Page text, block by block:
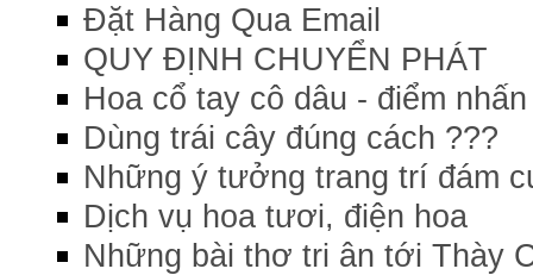
Đặt Hàng Qua Email
QUY ĐỊNH CHUYỂN PHÁT
Hoa cổ tay cô dâu - điểm
Dùng trái cây đúng cách ???
Những ý tưởng trang trí đám
Dịch vụ hoa tươi, điện hoa
Những bài thơ tri ân tới Thày